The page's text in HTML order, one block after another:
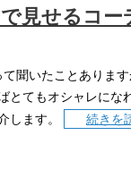
見せるコー
て聞いたことありま
とてもオシャレに
します。
続きを